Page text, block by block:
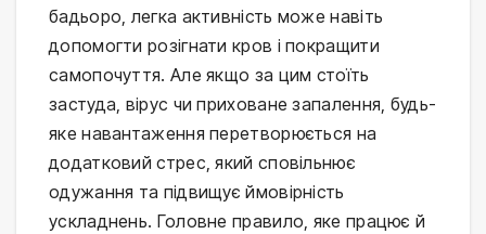
бадьоро, легка активність може навіть
допомогти розігнати кров і покращити
самопочуття. Але якщо за цим стоїть
застуда, вірус чи приховане запалення, будь-
яке навантаження перетворюється на
додатковий стрес, який сповільнює
одужання та підвищує ймовірність
ускладнень. Головне правило, яке працює й